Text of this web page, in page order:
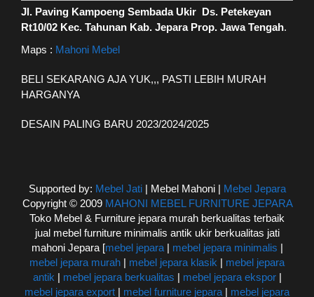
Jl. Paving Kampoeng Sembada Ukir Ds. Petekeyan
Rt10/02 Kec. Tahunan Kab. Jepara Prop. Jawa Tengah.
Maps : Mahoni Mebel
BELI SEKARANG AJA YUK,,, PASTI LEBIH MURAH
HARGANYA
DESAIN PALING BARU 2023/2024/2025
Supported by: Mebel Jati| Mebel Mahoni | Mebel Jepara
Copyright © 2009 MAHONI MEBEL FURNITURE JEPARA
Toko Mebel & Furniture jepara murah berkualitas terbaik
jual mebel furniture minimalis antik ukir berkualitas jati
mahoni Jepara [mebel jepara| mebel jepara minimalis |
mebel jepara murah | mebel jepara klasik | mebel jepara
antik | mebel jepara berkualitas | mebel jepara ekspor|
mebel jepara export | mebel furniture jepara | mebel jepara